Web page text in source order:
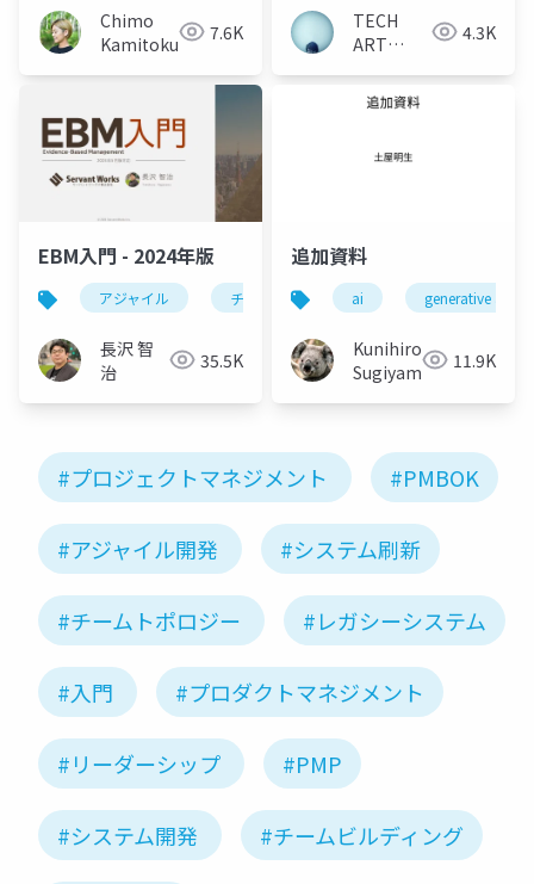
Chimo
Kamitokusari 7.6K
TECH
ART
4.3K
EBM入門 - 2024年版
アジャイル チーム開発 agile ebm
長沢 智
治
35.5K
追加資料
ai generative ai
Kunihiro
Sugiyama
11.9K
#プロジェクトマネジメント #PMBOK
#アジャイル開発 #システム刷新
#チームトポロジー #レガシーシステム
#入門 #プロダクトマネジメント
#リーダーシップ #PMP
#システム開発 #チームビルディング